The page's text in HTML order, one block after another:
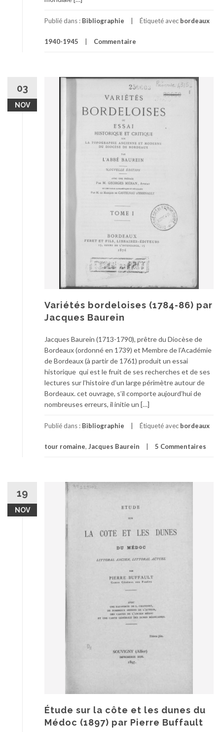
Publié dans : Bibliographie Étiqueté avec bordeaux
1940-1945 Commentaire
03
NOV
Variétés bordeloises (1784-86) par
Jacques Baurein
Jacques Baurein (1713-1790), prêtre du Diocèse de
Bordeaux (ordonné en 1739) et Membre de l’Académie
de Bordeaux (à partir de 1761) produit un essai
historique qui est le fruit de ses recherches et de ses
lectures sur l’histoire d’un large périmètre autour de
Bordeaux. cet ouvrage, s’il comporte aujourd’hui de
nombreuses erreurs, il initie un […]
Publié dans : Bibliographie Étiqueté avec bordeaux
tour romaine, Jacques Baurein 5 Commentaires
19
NOV
Étude sur la côte et les dunes du
Médoc (1897) par Pierre Buffault